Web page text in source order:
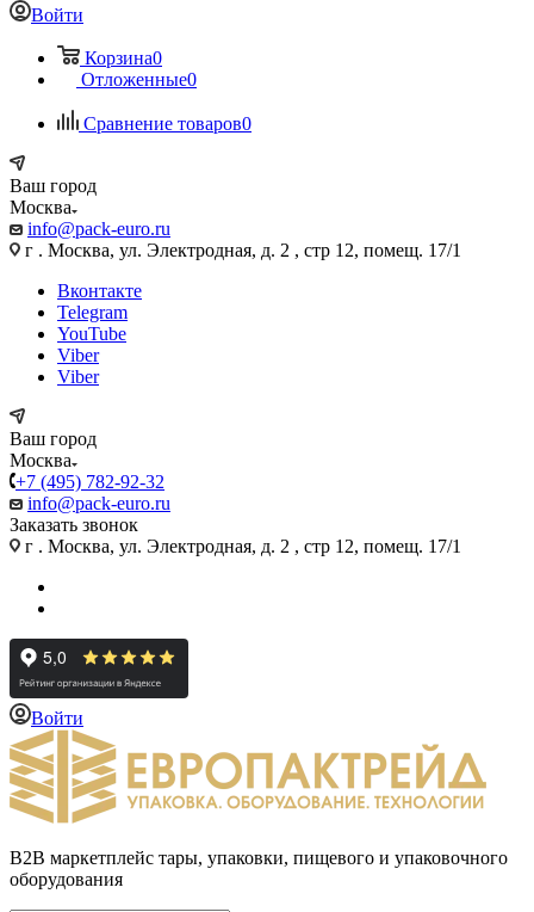
Войти
Корзина0
Отложенные0
Сравнение товаров0
Ваш город
Москва
info@pack-euro.ru
г . Москва, ул. Электродная, д. 2 , стр 12, помещ. 17/1
Вконтакте
Telegram
YouTube
Viber
Viber
Ваш город
Москва
+7 (495) 782-92-32
info@pack-euro.ru
Заказать звонок
г . Москва, ул. Электродная, д. 2 , стр 12, помещ. 17/1
Войти
B2B маркетплейс тары, упаковки, пищевого и упаковочного
оборудования